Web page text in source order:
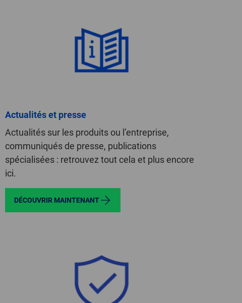
ESPAÑOL
Actualités et presse
Actualités sur les produits ou l’entreprise,
communiqués de presse, publications
spécialisées : retrouvez tout cela et plus encore
ici.
DÉCOUVRIR MAINTENANT